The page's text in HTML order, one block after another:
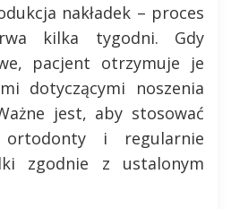
nakładek – proces
kilka tygodni. Gdy
pacjent otrzymuje je
dotyczącymi noszenia
jest, aby stosować
i regularnie
zgodnie z ustalonym